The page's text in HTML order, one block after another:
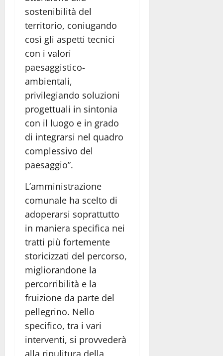
sostenibilità del
territorio, coniugando
così gli aspetti tecnici
con i valori
paesaggistico-
ambientali,
privilegiando soluzioni
progettuali in sintonia
con il luogo e in grado
di integrarsi nel quadro
complessivo del
paesaggio”.
L’amministrazione
comunale ha scelto di
adoperarsi soprattutto
in maniera specifica nei
tratti più fortemente
storicizzati del percorso,
migliorandone la
percorribilità e la
fruizione da parte del
pellegrino. Nello
specifico, tra i vari
interventi, si provvederà
alla ripulitura della